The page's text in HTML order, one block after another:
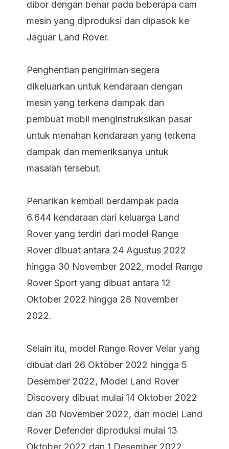
dibor dengan benar pada beberapa cam
mesin yang diproduksi dan dipasok ke
Jaguar Land Rover.
Penghentian pengiriman segera
dikeluarkan untuk kendaraan dengan
mesin yang terkena dampak dan
pembuat mobil menginstruksikan pasar
untuk menahan kendaraan yang terkena
dampak dan memeriksanya untuk
masalah tersebut.
Penarikan kembali berdampak pada
6.644 kendaraan dari keluarga Land
Rover yang terdiri dari model Range
Rover dibuat antara 24 Agustus 2022
hingga 30 November 2022, model Range
Rover Sport yang dibuat antara 12
Oktober 2022 hingga 28 November
2022.
Selain itu, model Range Rover Velar yang
dibuat dari 26 Oktober 2022 hingga 5
Desember 2022, Model Land Rover
Discovery dibuat mulai 14 Oktober 2022
dan 30 November 2022, dan model Land
Rover Defender diproduksi mulai 13
Oktober 2022 dan 1 Desember 2022.